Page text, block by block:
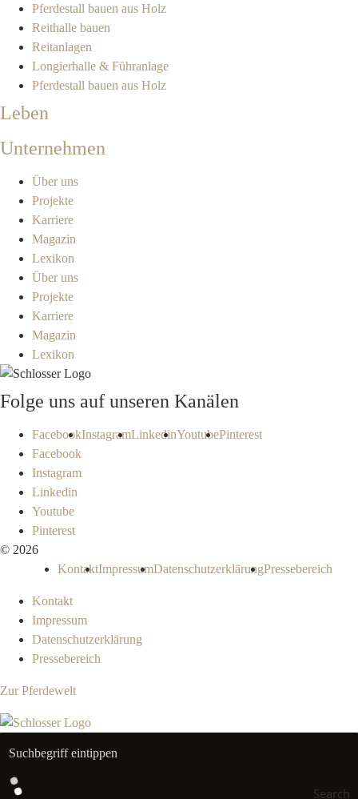
Pferdestall bauen aus Holz
Reithalle bauen
Reitanlagen
Longierhalle & Führanlage
Pferdestall bauen aus Holz
Leben
Unternehmen
Über uns
Projekte
Karriere
Magazin
Lexikon
Über uns
Projekte
Karriere
Magazin
Lexikon
Folge uns auf unseren Kanälen
FacebookInstagramLinkedinYoutubePinterest
Facebook
Instagram
Linkedin
Youtube
Pinterest
© 2026
KontaktImpressumDatenschutzerklärungPressebereich
Kontakt
Impressum
Datenschutzerklärung
Pressebereich
Zur Pferdewelt
Search